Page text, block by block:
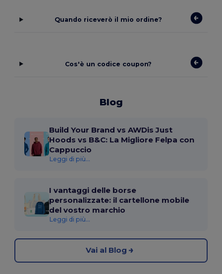
Quando riceverò il mio ordine?
Cos'è un codice coupon?
Blog
Build Your Brand vs AWDis Just
Hoods vs B&C: La Migliore Felpa con
Cappuccio
Leggi di più...
I vantaggi delle borse
personalizzate: il cartellone mobile
del vostro marchio
Leggi di più...
Vai al Blog